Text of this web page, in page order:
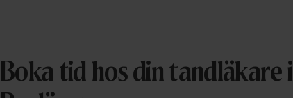
Boka tid hos din tandläkare i